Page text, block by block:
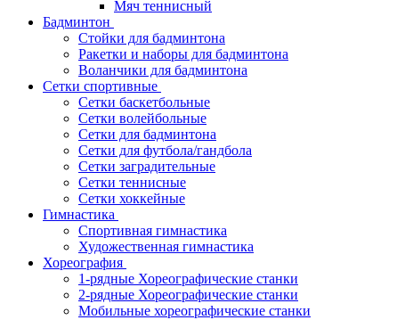
Мяч теннисный
Бадминтон
Стойки для бадминтона
Ракетки и наборы для бадминтона
Воланчики для бадминтона
Сетки спортивные
Сетки баскетбольные
Сетки волейбольные
Сетки для бадминтона
Сетки для футбола/гандбола
Сетки заградительные
Сетки теннисные
Сетки хоккейные
Гимнастика
Спортивная гимнастика
Художественная гимнастика
Хореография
1-рядные Хореографические станки
2-рядные Хореографические станки
Мобильные хореографические станки